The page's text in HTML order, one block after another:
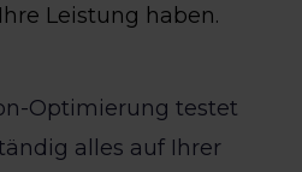
Leistung haben.
Optimierung testet
alles auf Ihrer